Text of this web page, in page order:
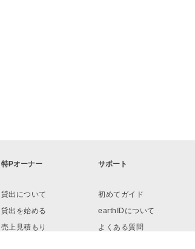
特Pオーナー
貸出について
貸出を始める
売上見積もり
サポート
初めてガイド
earthIDについて
よくある質問